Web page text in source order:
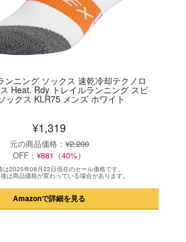
ンニング ソックス 速乾冷却テクノロ
Heat. Rdy トレイルランニング スピ
ックス KLR75 メンズ ホワイト
¥1,319
元の商品価格： ¥2,200
OFF：¥881（40%）
は2025年08月22日現在のセール価格です。
は商品価格が変わっている場合があります。
Amazonで詳細を見る